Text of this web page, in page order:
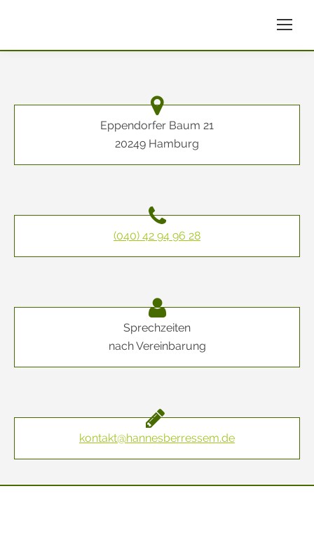
Eppendorfer Baum 21
20249 Hamburg
(040) 42 94 96 28
Sprechzeiten
nach Vereinbarung
kontakt@hannesberressem.de